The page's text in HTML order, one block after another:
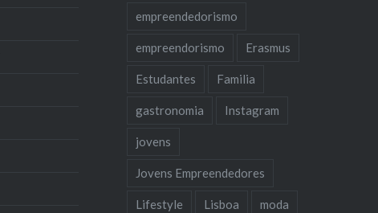
empreendedorismo
empreendorismo Erasmus
Estudantes Familia
gastronomia Instagram
jovens
Jovens Empreendedores
Lifestyle Lisboa moda